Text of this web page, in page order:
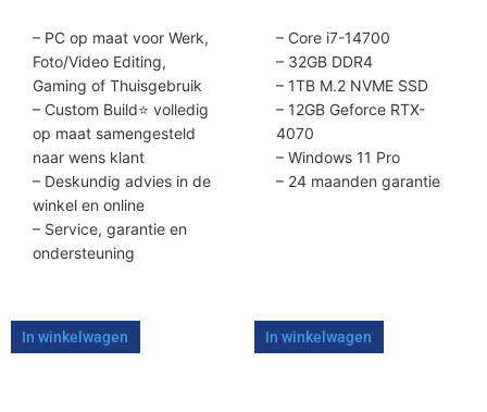
– PC op maat voor Werk,
Foto/Video Editing,
Gaming of Thuisgebruik
– Custom Build⭐ volledig
op maat samengesteld
naar wens klant
– Deskundig advies in de
winkel en online
– Service, garantie en
ondersteuning
In winkelwagen
– Core i7-14700
– 32GB DDR4
– 1TB M.2 NVME SSD
– 12GB Geforce RTX-
4070
– Windows 11 Pro
– 24 maanden garantie
In winkelwagen